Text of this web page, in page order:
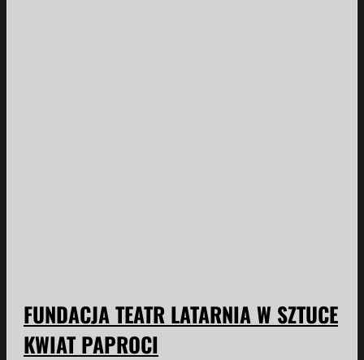
FUNDACJA TEATR LATARNIA W SZTUCE
KWIAT PAPROCI